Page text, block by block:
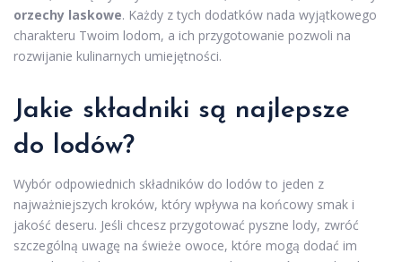
orzechy laskowe. Każdy z tych dodatków nada wyjątkowego
charakteru Twoim lodom, a ich przygotowanie pozwoli na
rozwijanie kulinarnych umiejętności.
Jakie składniki są najlepsze
do lodów?
Wybór odpowiednich składników do lodów to jeden z
najważniejszych kroków, który wpływa na końcowy smak i
jakość deseru. Jeśli chcesz przygotować pyszne lody, zwróć
szczególną uwagę na świeże owoce, które mogą dodać im